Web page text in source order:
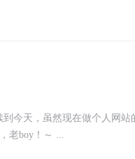
今天，虽然现在做个人网
老boy！～ ...